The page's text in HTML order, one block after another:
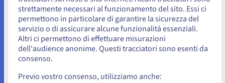
Sembra che la tua localizzazione sia
Stati Uniti
Per effettuare un ordine da Stati Uniti, è necessario accedere al
sito web del Paese e creare un account.
strettamente necessari al funzionamento del sito. Essi ci
permettono in particolare di garantire la sicurezza del
servizio o di assicurare alcune funzionalità essenziali.
Altri ci permettono di effettuare misurazioni
dell'audience anonime. Questi tracciatori sono esenti da
consenso.
Previo vostro consenso, utilizziamo anche: